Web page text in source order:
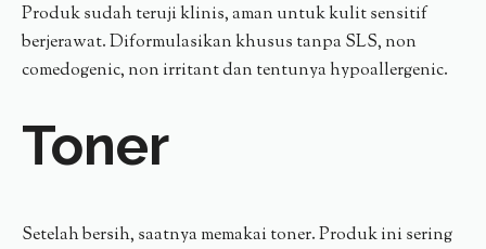
Produk sudah teruji klinis, aman untuk kulit sensitif
berjerawat. Diformulasikan khusus tanpa SLS, non
comedogenic, non irritant dan tentunya hypoallergenic.
Toner
Setelah bersih, saatnya memakai toner. Produk ini sering